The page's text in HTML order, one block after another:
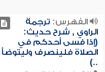
الفهرس: ترجمة
الراوي , شرح حديث:
(إذا فسى أحدكم في
الصلاة فلينصرف وليتوضأ
..)